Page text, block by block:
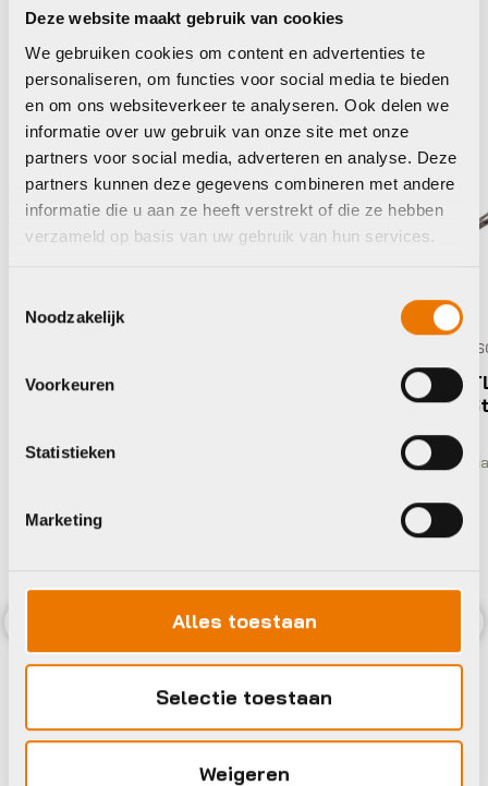
Deze website maakt gebruik van cookies
We gebruiken cookies om content en advertenties te
personaliseren, om functies voor social media te bieden
en om ons websiteverkeer te analyseren. Ook delen we
informatie over uw gebruik van onze site met onze
partners voor social media, adverteren en analyse. Deze
partners kunnen deze gegevens combineren met andere
informatie die u aan ze heeft verstrekt of die ze hebben
verzameld op basis van uw gebruik van hun services.
Noodzakelijk
Voorkeuren
Statistieken
Marketing
Alles toestaan
Selectie toestaan
Weigeren
Previous
V PRO 7
BBB BTL-28 Imbussleutels